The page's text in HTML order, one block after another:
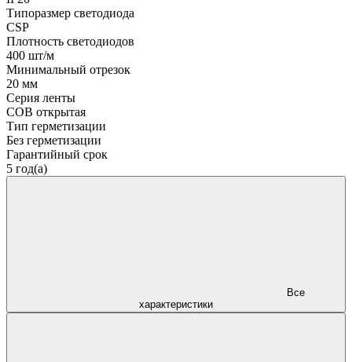
Типоразмер светодиода
CSP
Плотность светодиодов
400 шт/м
Минимальный отрезок
20 мм
Серия ленты
COB открытая
Тип герметизации
Без герметизации
Гарантийный срок
5 год(а)
характеристики